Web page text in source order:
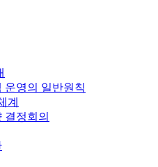
운영의 일반원칙
계
결정회의